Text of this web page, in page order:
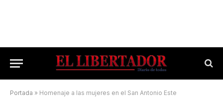
Portada » Homenaje a las mujeres en el San Antonio Este